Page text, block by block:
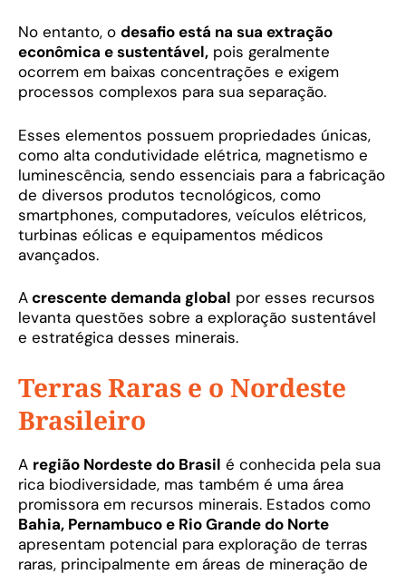
No entanto, o desafio está na sua extração
econômica e sustentável, pois geralmente
ocorrem em baixas concentrações e exigem
processos complexos para sua separação.
Esses elementos possuem propriedades únicas,
como alta condutividade elétrica, magnetismo e
luminescência, sendo essenciais para a fabricação
de diversos produtos tecnológicos, como
smartphones, computadores, veículos elétricos,
turbinas eólicas e equipamentos médicos
avançados.
Acrescente demanda global por esses recursos
levanta questões sobre a exploração sustentável
e estratégica desses minerais.
Terras Raras e o Nordeste
Brasileiro
A região Nordeste do Brasil é conhecida pela sua
rica biodiversidade, mas também é uma área
promissora em recursos minerais. Estados como
Bahia, Pernambuco e Rio Grande do Norte
apresentam potencial para exploração de terras
raras, principalmente em áreas de mineração de